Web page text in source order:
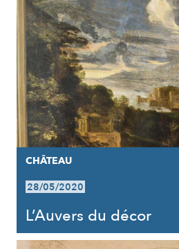
CHÂTEAU
28/05/2020
L’Auvers du décor